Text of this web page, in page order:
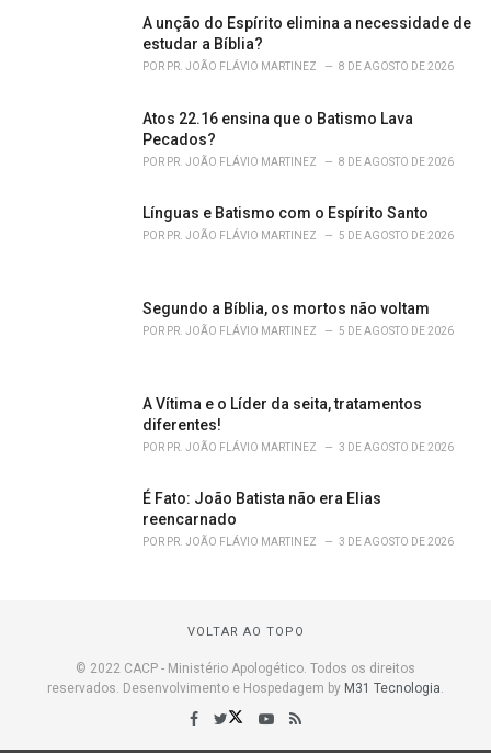
A unção do Espírito elimina a necessidade de
estudar a Bíblia?
POR PR. JOÃO FLÁVIO MARTINEZ 8 DE AGOSTO DE 2026
Atos 22.16 ensina que o Batismo Lava
Pecados?
POR PR. JOÃO FLÁVIO MARTINEZ 8 DE AGOSTO DE 2026
Línguas e Batismo com o Espírito Santo
POR PR. JOÃO FLÁVIO MARTINEZ 5 DE AGOSTO DE 2026
Segundo a Bíblia, os mortos não voltam
POR PR. JOÃO FLÁVIO MARTINEZ 5 DE AGOSTO DE 2026
A Vítima e o Líder da seita, tratamentos
diferentes!
POR PR. JOÃO FLÁVIO MARTINEZ 3 DE AGOSTO DE 2026
É Fato: João Batista não era Elias
reencarnado
POR PR. JOÃO FLÁVIO MARTINEZ 3 DE AGOSTO DE 2026
VOLTAR AO TOPO
© 2022 CACP - Ministério Apologético. Todos os direitos
reservados. Desenvolvimento e Hospedagem by M31 Tecnologia.